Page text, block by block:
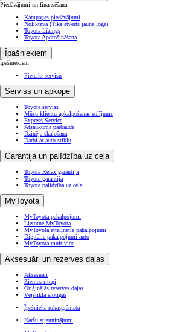
Piedāvājumi un finansēšana
Kampaņas piedāvājumi
Noliktavā (Tiks atvērts jaunā logā)
Toyota Līzings
Toyota Apdrošināšana
Īpašniekiem
Īpašniekiem
Pieteikt servisu
Serviss un apkope
Toyota serviss
Mūsu klientu apkalpošanas solījums
Express Service
Atsaukuma pārbaude
Dzinēja skalošana
Darbi ar auto stiklu
Garantija un palīdzība uz ceļa
Toyota Relax garantija
Toyota garantija
Toyota palīdzība uz ceļa
MyToyota
MyToyota pakalpojumi
Lietotne MyToyota
MyToyota attālinātie pakalpojumi
Digitālie pakalpojumi auto
MyToyota multivide
Aksesuāri un rezerves daļas
Aksesuāri
Ziemas riteņi
Oriģinālās rezerves daļas
Vējstikla slotiņas
Īpašnieka rokasgrāmata
Karšu atjauninājumi